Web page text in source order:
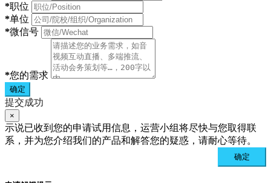
*职位
*单位
*微信号
*您的需求
确定
提交成功
×
示说已收到您的申请试用信息，运营小组将尽快与您取得联
系，并为您介绍我们的产品和解答您的疑惑，请耐心等待。
确定